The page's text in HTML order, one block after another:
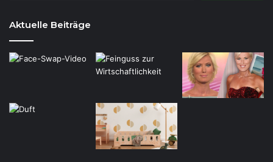
Aktuelle Beiträge